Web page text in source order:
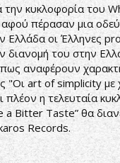
την κυκλοφορία του
πέρασαν μια
Ελλάδα οι Έλληνες
διανομή του στην
αναφέρουν
"Οι art of simplicity με
πλέον η τελευταία
a Bitter Taste” θα
Records.